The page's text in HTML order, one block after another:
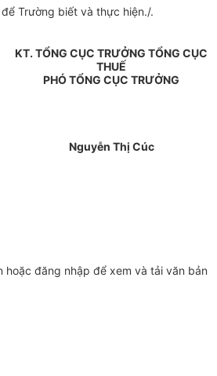
Trường biết và thực hiện./.
KT. TỔNG CỤC TRƯỞNG TỔNG CỤC
THUẾ
PHÓ TỔNG CỤC TRƯỞNG
Nguyễn Thị Cúc
hoặc đăng nhập để xem và tải văn bản